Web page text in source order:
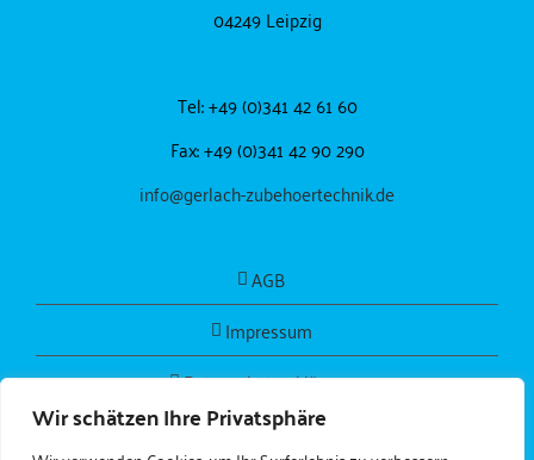
Wir schätzen Ihre Privatsphäre
04249 Leipzig
Tel: +49 (0)341 42 61 60
Fax: +49 (0)341 42 90 290
info@gerlach-zubehoertechnik.de
AGB
Impressum
Datenschutzerklärung